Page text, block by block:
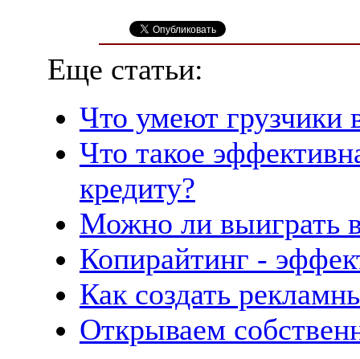
Еще статьи:
Что умеют грузчики
Что такое
кредиту?
Можно ли выиграть
Копирайтинг -
Как создать
Открываем